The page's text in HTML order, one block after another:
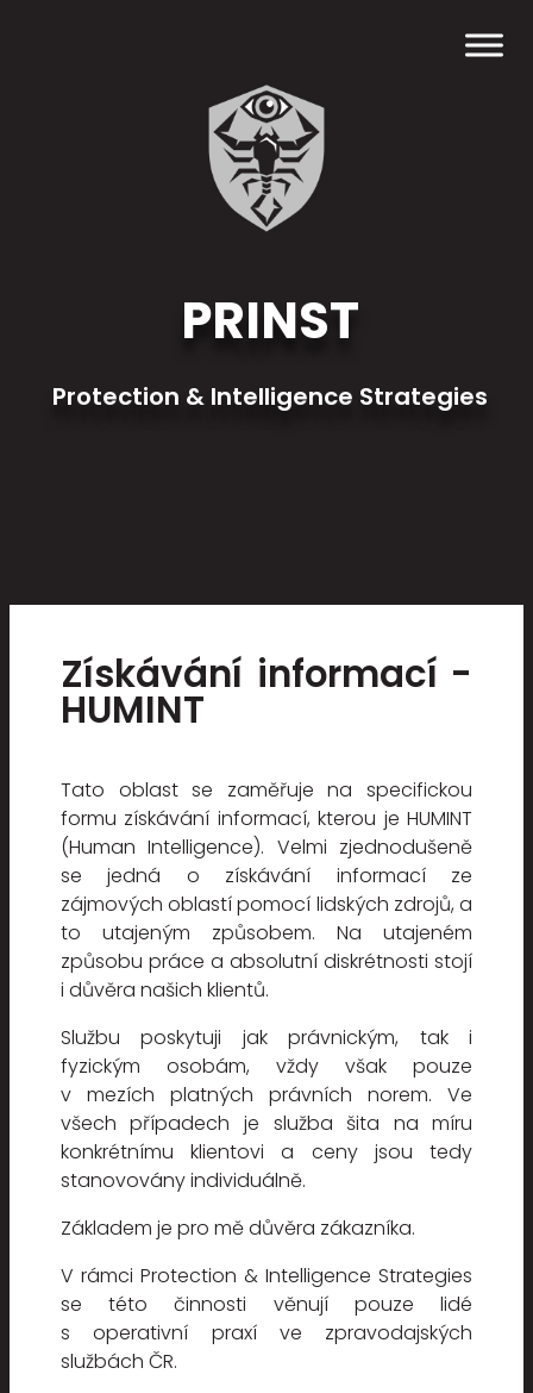
PRINST
Protection & Intelligence Strategies
Získávání informací -
HUMINT
Tato oblast se zaměřuje na specifickou
formu získávání informací, kterou je HUMINT
(Human Intelligence). Velmi zjednodušeně
se jedná o získávání informací ze
zájmových oblastí pomocí lidských zdrojů, a
to utajeným způsobem. Na utajeném
způsobu práce a absolutní diskrétnosti stojí
i důvěra našich klientů.
Službu poskytuji jak právnickým, tak i
fyzickým osobám, vždy však pouze
v mezích platných právních norem. Ve
všech případech je služba šita na míru
konkrétnímu klientovi a ceny jsou tedy
stanovovány individuálně.
Základem je pro mě důvěra zákazníka.
V rámci Protection & Intelligence Strategies
se této činnosti věnují pouze lidé
s operativní praxí ve zpravodajských
službách ČR.